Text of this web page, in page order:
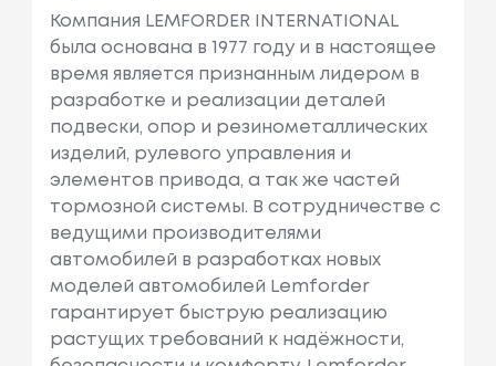
Компания LEMFORDER INTERNATIONAL
была основана в 1977 году и в настоящее
время является признанным лидером в
разработке и реализации деталей
подвески, опор и резинометаллических
изделий, рулевого управления и
элементов привода, а так же частей
тормозной системы. В сотрудничестве с
ведущими производителями
автомобилей в разработках новых
моделей автомобилей Lemforder
гарантирует быструю реализацию
растущих требований к надёжности,